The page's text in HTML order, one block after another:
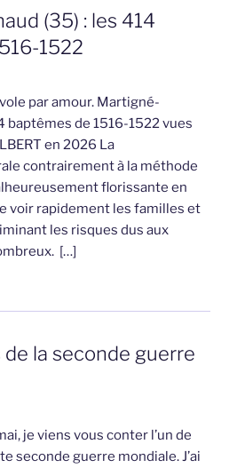
(35) : les 414
1522
par amour. Martigné-
baptêmes de 1516-1522 vues
en 2026 La
contrairement à la méthode
florissante en
voir rapidement les familles et
les risques dus aux
[…]
la seconde guerre
je viens vous conter l’un de
seconde guerre mondiale. J’ai